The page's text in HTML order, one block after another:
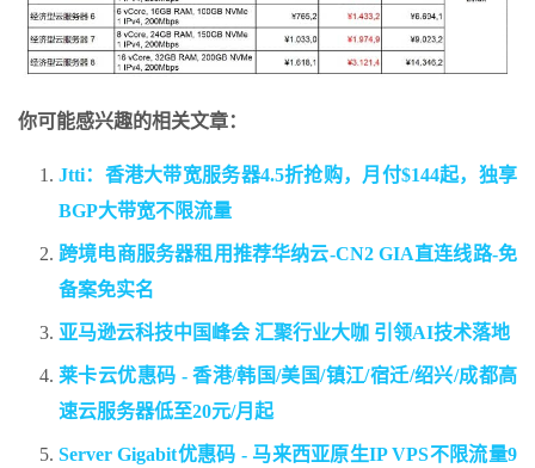
你可能感兴趣的相关文章：
Jtti：香港大带宽服务器4.5折抢购，月付$144起，独享
BGP大带宽不限流量
跨境电商服务器租用推荐华纳云-CN2 GIA直连线路-免
备案免实名
亚马逊云科技中国峰会 汇聚行业大咖 引领AI技术落地
莱卡云优惠码 - 香港/韩国/美国/镇江/宿迁/绍兴/成都高
速云服务器低至20元/月起
Server Gigabit优惠码 - 马来西亚原生IP VPS不限流量9